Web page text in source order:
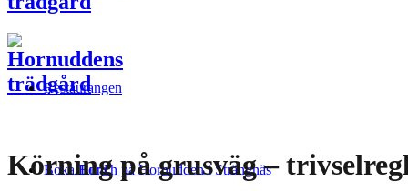
Restaurangen
Lunch på Hornudden i Strängnäs
Boka Bord
Körning på grusväg –